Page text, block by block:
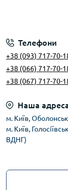
Телефони
+38 (093) 717-70-
+38 (066) 717-70-
+38 (067) 717-70-
Наша
м. Київ,
м. Київ,
ВДНГ)